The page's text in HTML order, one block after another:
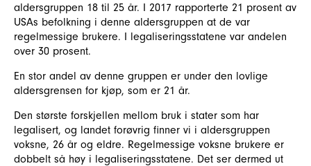
aldersgruppen 18 til 25 år. I 2017 rapporterte 21 prosent av
USAs befolkning i denne aldersgruppen at de var
regelmessige brukere. I legaliseringsstatene var andelen
over 30 prosent.
En stor andel av denne gruppen er under den lovlige
aldersgrensen for kjøp, som er 21 år.
Den største forskjellen mellom bruk i stater som har
legalisert, og landet forøvrig finner vi i aldersgruppen
voksne, 26 år og eldre. Regelmessige voksne brukere er
dobbelt så høy i legaliseringsstatene. Det ser dermed ut